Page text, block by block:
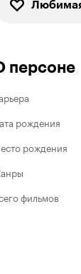
персоне
рождения
рождения
фильмов